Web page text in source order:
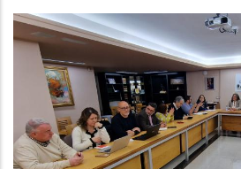
El Consell
Penedès Exigeix
Finançament Dels
De La